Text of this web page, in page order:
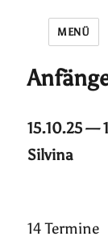
MENÜ
15.10.25 —
Silvina
14 Termine